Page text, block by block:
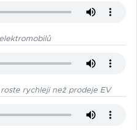
rychleji než prodeje EV